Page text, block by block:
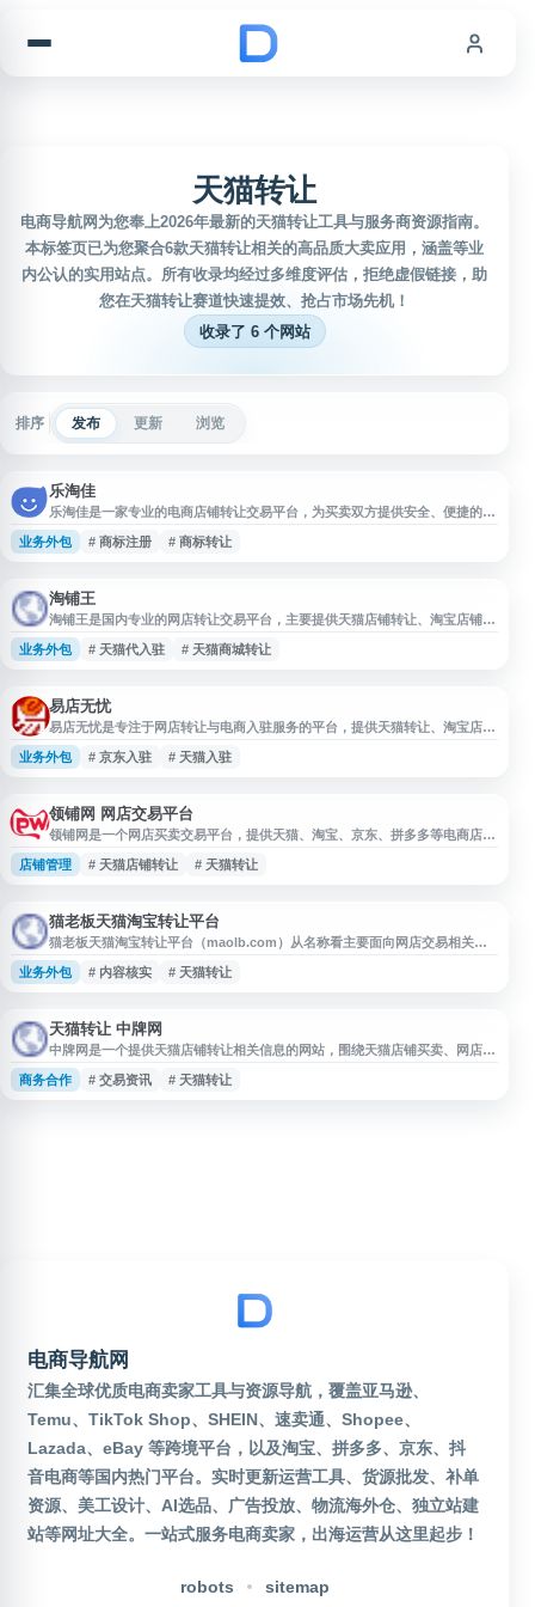
天猫转让
电商导航网为您奉上2026年最新的天猫转让工具与服务商资源指南。
本标签页已为您聚合6款天猫转让相关的高品质大卖应用，涵盖等业
内公认的实用站点。所有收录均经过多维度评估，拒绝虚假链接，助
您在天猫转让赛道快速提效、抢占市场先机！
收录了 6 个网站
排序 发布 更新 浏览
乐淘佳
乐淘佳是一家专业的电商店铺转让交易平台，为买卖双方提供安全、便捷的网
店交易服务。平台主要业务涵盖天猫店铺转让、淘宝店铺买卖、天猫入驻代
理、商标转让及商标注册等服务。 平台拥有海量优质店铺资源，涵盖多个类
保交易合规透明。 对于希
业务外包 # 商标注册 # 商标转让
淘铺王
淘铺王是国内专业的网店转让交易平台，主要提供天猫店铺转让、淘宝店铺转
让、天猫代入驻及网店出售等服务。平台聚合海量在售店铺资源，帮助卖家快
速获取经营资质，缩短开店周期，适合品牌方快速入驻、运营团队搭建店铺矩
转让、淘宝老店交易等
业务外包 # 天猫代入驻 # 天猫商城转让
易店无忧
易店无忧是专注于网店转让与电商入驻服务的平台，提供天猫转让、淘宝店铺
转让、京店商城转让、网店出售、天猫入驻及京店入驻等相关服务。平台覆盖
多类电商店铺交易需求，适合有购买、出售或入驻天猫、淘宝等网店需求的用
业务外包 # 京东入驻 # 天猫入驻
领铺网 网店交易平台
领铺网是一个网店买卖交易平台，提供天猫、淘宝、京东、拼多多等电商店铺
转让与交易信息服务。网站汇集在售网店资源，支持网店出售、购买、价格发
布及转让需求对接，适合关注天猫店铺转让、淘宝店铺转让、网店转让平台及
店铺管理 # 天猫店铺转让 # 天猫转让
猫老板天猫淘宝转让平台
猫老板天猫淘宝转让平台（maolb.com）从名称看主要面向网店交易相关需
求，涉及天猫店铺、淘宝店铺转让等信息服务。网站资料中同时出现欧洲杯直
播相关描述与关键词，可能存在内容与站点标题不一致的情况，建议收录前进
业务外包 # 内容核实 # 天猫转让
天猫转让 中牌网
中牌网是一个提供天猫店铺转让相关信息的网站，围绕天猫店铺买卖、网店转
让等需求，整理展示相关服务内容与交易资讯。网站适合关注天猫转让、电商
店铺交易及网店资源对接的用户参考，帮助用户了解天猫店铺转让流程、服务
商务合作 # 交易资讯 # 天猫转让
电商导航网
汇集全球优质电商卖家工具与资源导航，覆盖亚马逊、
Temu、TikTok Shop、SHEIN、速卖通、Shopee、
Lazada、eBay 等跨境平台，以及淘宝、拼多多、京东、抖
音电商等国内热门平台。实时更新运营工具、货源批发、补单
资源、美工设计、AI选品、广告投放、物流海外仓、独立站建
站等网址大全。一站式服务电商卖家，出海运营从这里起步！
robots sitemap